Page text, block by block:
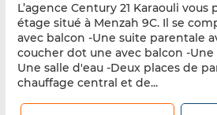
L’agence Century 21 Karaouli
étage situé à Menzah 9C. Il se
avec balcon -Une suite parentale
coucher dot une avec balcon -
Une salle d'eau -Deux places de
chauffage central et de...